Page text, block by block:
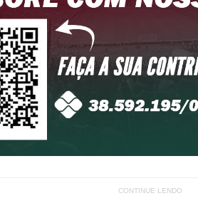
CONTINUE LENDO